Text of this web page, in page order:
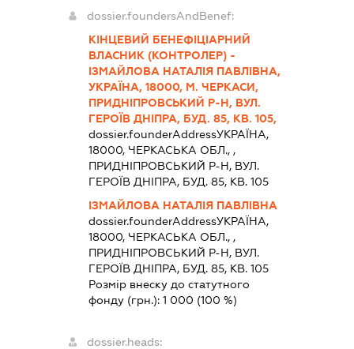
dossier.foundersAndBenef:
КІНЦЕВИЙ БЕНЕФІЦІАРНИЙ
ВЛАСНИК (КОНТРОЛЕР) -
ІЗМАЙЛОВА НАТАЛІЯ ПАВЛІВНА,
УКРАЇНА, 18000, М. ЧЕРКАСИ,
ПРИДНІПРОВСЬКИЙ Р-Н, ВУЛ.
ГЕРОЇВ ДНІПРА, БУД. 85, КВ. 105,
dossier.founderAddressУКРАЇНА,
18000, ЧЕРКАСЬКА ОБЛ., ,
ПРИДНІПРОВСЬКИЙ Р-Н, ВУЛ.
ГЕРОЇВ ДНІПРА, БУД. 85, КВ. 105
ІЗМАЙЛОВА НАТАЛІЯ ПАВЛІВНА
dossier.founderAddressУКРАЇНА,
18000, ЧЕРКАСЬКА ОБЛ., ,
ПРИДНІПРОВСЬКИЙ Р-Н, ВУЛ.
ГЕРОЇВ ДНІПРА, БУД. 85, КВ. 105
Розмір внеску до статутного
фонду (грн.):1 000 (100 %)
dossier.heads: